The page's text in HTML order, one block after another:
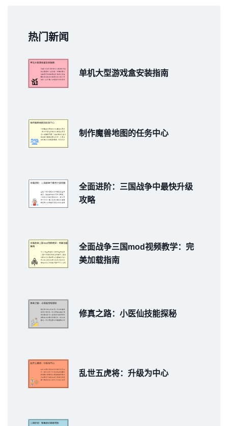
热门新闻
单机大型游戏盒安装指南
制作魔兽地图的任务中心
全面进阶：三国战争中最快升级
攻略
全面战争三国mod视频教学：完
美加载指南
修真之路：小医仙技能探秘
乱世五虎将：升级为中心